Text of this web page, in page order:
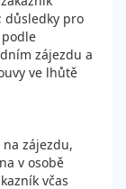
důsledky pro
zájezdu a
ve lhůtě
zájezdu,
v osobě
včas